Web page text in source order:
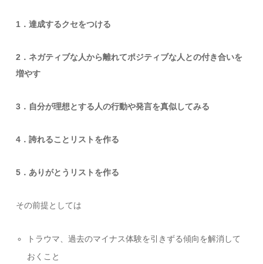
1 ．達成するクセをつける
2 ．ネガティブな人から離れてポジティブな人との付き合いを
増やす
3 ．自分が理想とする人の行動や発言を真似してみる
4 ．誇れることリストを作る
5 ．ありがとうリストを作る
その前提としては
トラウマ、過去のマイナス体験を引きずる傾向を解消して
おくこと